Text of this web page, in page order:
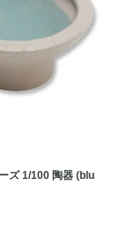
ズ 1/100 陶器 (blu